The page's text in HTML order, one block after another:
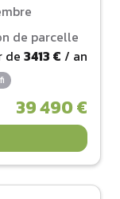
de parcelle
de 3413 € / an
39 490 €